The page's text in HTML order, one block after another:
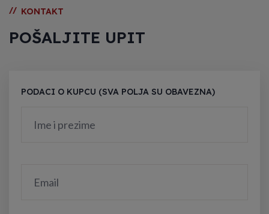
// KONTAKT
POŠALJITE UPIT
PODACI O KUPCU (SVA POLJA SU OBAVEZNA)